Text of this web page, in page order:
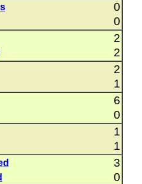
0
0
2
2
2
1
6
0
1
1
3
0